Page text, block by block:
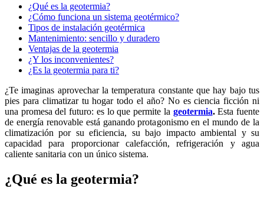
¿Qué es la geotermia?
¿Cómo funciona un sistema geotérmico?
Tipos de instalación geotérmica
Mantenimiento: sencillo y duradero
Ventajas de la geotermia
¿Y los inconvenientes?
¿Es la geotermia para ti?
¿Te imaginas aprovechar la temperatura constante que hay bajo tus
pies para climatizar tu hogar todo el año? No es ciencia ficción ni
una promesa del futuro: es lo que permite la geotermia.Esta fuente
de energía renovable está ganando protagonismo en el mundo de la
climatización por su eficiencia, su bajo impacto ambiental y su
capacidad para proporcionar calefacción, refrigeración y agua
caliente sanitaria con un único sistema.
¿Qué es la geotermia?